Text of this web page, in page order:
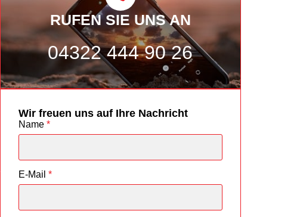
RUFEN SIE UNS AN
04322 444 90 26
Wir freuen uns auf Ihre Nachricht
Name *
E-Mail *